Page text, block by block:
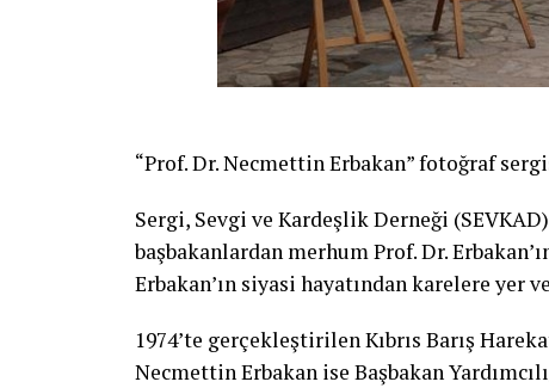
“Prof. Dr. Necmettin Erbakan” fotoğraf
Sergi, Sevgi ve Kardeşlik Derneği
başbakanlardan merhum Prof. Dr.
Erbakan’ın siyasi hayatından karelere yer
1974’te gerçekleştirilen Kıbrıs Barış
Necmettin Erbakan ise Başbakan